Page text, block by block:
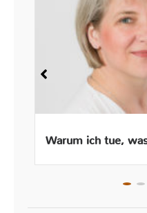
Warum ich tue,